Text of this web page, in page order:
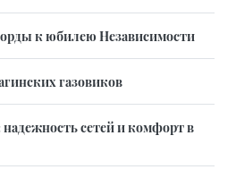
к юбилею Независимости
газовиков
сетей и комфорт в